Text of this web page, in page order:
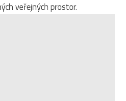
veřejných prostor.